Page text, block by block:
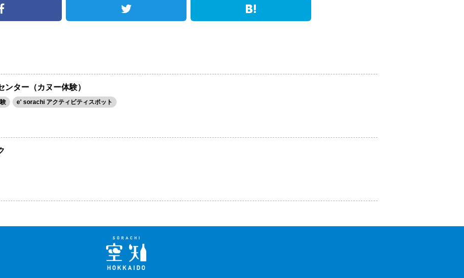
ンター（カヌー体験）
e' sorachi アクティビティスポット